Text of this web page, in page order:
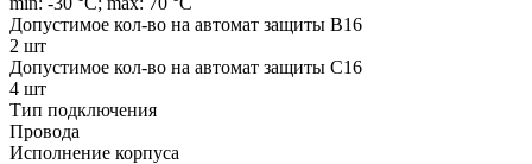
Допустимое кол-во на автомат защиты B16
2 шт
Допустимое кол-во на автомат защиты C16
4 шт
Тип подключения
Провода
Исполнение корпуса